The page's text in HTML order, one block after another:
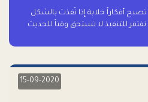
تصبح أفكاراً خلابة إذا نُفذت بالشكل
تفتقر للتنفيذ لا تستحق وقتاً للحديث
15-09-2020